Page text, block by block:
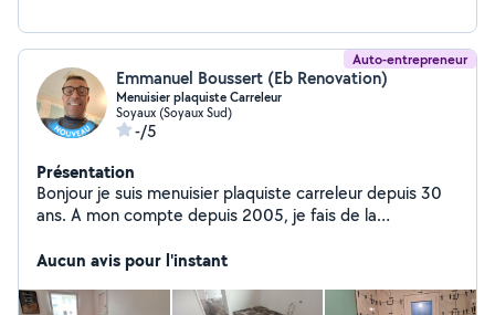
Auto-entrepreneur
Emmanuel Boussert (Eb Renovation)
Menuisier plaquiste Carreleur
Soyaux (Soyaux Sud)
-/5
Présentation
Bonjour je suis menuisier plaquiste carreleur depuis 30
ans. A mon compte depuis 2005, je fais de la
dalle pvc parquet flottant toute menuiserie gros œuvre
rénovation. Carrelage intérieur extérieur neuf et
Aucun avis pour l'instant